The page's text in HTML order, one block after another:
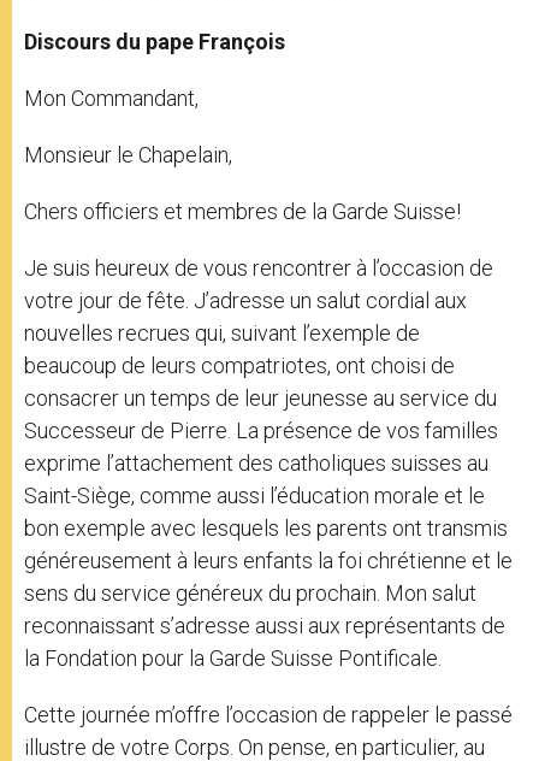
Discours du pape François
Mon Commandant,
Monsieur le Chapelain,
Chers officiers et membres de la Garde Suisse!
Je suis heureux de vous rencontrer à l’occasion de
votre jour de fête. J’adresse un salut cordial aux
nouvelles recrues qui, suivant l’exemple de
beaucoup de leurs compatriotes, ont choisi de
consacrer un temps de leur jeunesse au service du
Successeur de Pierre. La présence de vos familles
exprime l’attachement des catholiques suisses au
Saint-Siège, comme aussi l’éducation morale et le
bon exemple avec lesquels les parents ont transmis
généreusement à leurs enfants la foi chrétienne et le
sens du service généreux du prochain. Mon salut
reconnaissant s’adresse aussi aux représentants de
la Fondation pour la Garde Suisse Pontificale.
Cette journée m’offre l’occasion de rappeler le passé
illustre de votre Corps. On pense, en particulier, au